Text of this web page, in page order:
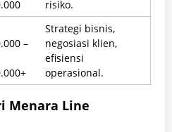
risiko.
–
Strategi bisnis,
negosiasi klien,
efisiensi
operasional.
Menara Line